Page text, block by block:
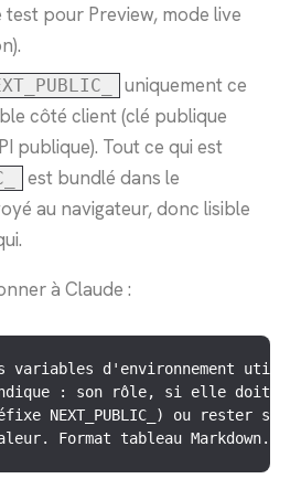
test pour Preview, mode live
uniquement ce
côté client (clé publique
publique). Tout ce qui est
est bundlé dans le
au navigateur, donc lisible
à Claude :
d'environnement
: son rôle, si elle doit
NEXT_PUBLIC_) ou rester
Format tableau Markdown.